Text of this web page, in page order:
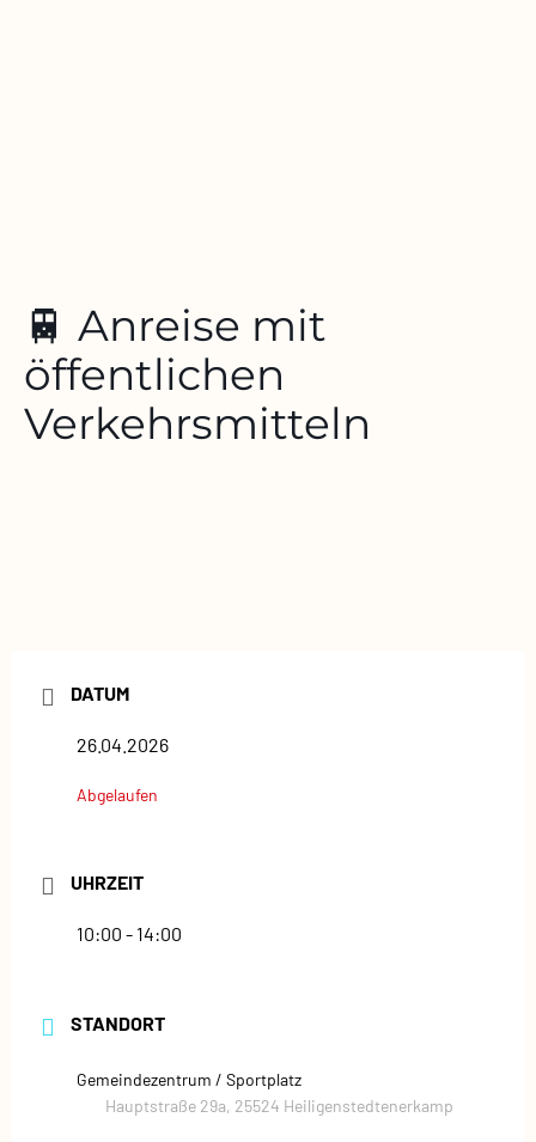
🚆 Anreise mit
öffentlichen
Verkehrsmitteln
DATUM
26.04.2026
Abgelaufen
UHRZEIT
10:00 - 14:00
STANDORT
Gemeindezentrum / Sportplatz
Hauptstraße 29a, 25524 Heiligenstedtenerkamp